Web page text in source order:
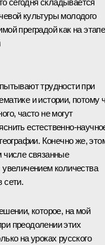
культуры молодого
преградой как на этапе
трудности при
и истории, потому
часто не могут
естественно-
Конечно же,
числе связанные
количества
сети.
которое, на мой
преодолении этих
на уроках русского